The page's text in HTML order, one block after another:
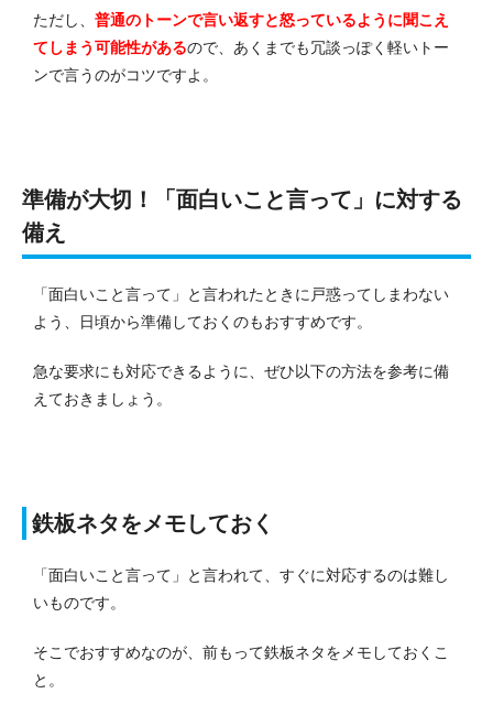
ただし、 普通のトーンで言い返すと怒っているように聞こえ
てしまう可能性があるので、あくまでも冗談っぽく軽いトー
ンで言うのがコツですよ。
準備が大切！「面白いこと言って」に対する
備え
「面白いこと言って」と言われたときに戸惑ってしまわない
よう、日頃から準備しておくのもおすすめです。
急な要求にも対応できるように、ぜひ以下の方法を参考に備
えておきましょう。
鉄板ネタをメモしておく
「面白いこと言って」と言われて、すぐに対応するのは難し
いものです。
そこでおすすめなのが、前もって鉄板ネタをメモしておくこ
と。